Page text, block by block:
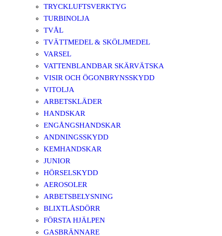
TRYCKLUFTSVERKTYG
TURBINOLJA
TVÅL
TVÄTTMEDEL & SKÖLJMEDEL
VARSEL
VATTENBLANDBAR SKÄRVÄTSKA
VISIR OCH ÖGONBRYNSSKYDD
VITOLJA
ARBETSKLÄDER
HANDSKAR
ENGÅNGSHANDSKAR
ANDNINGSSKYDD
KEMHANDSKAR
JUNIOR
HÖRSELSKYDD
AEROSOLER
ARBETSBELYSNING
BLIXTLÅSDÖRR
FÖRSTA HJÄLPEN
GASBRÄNNARE